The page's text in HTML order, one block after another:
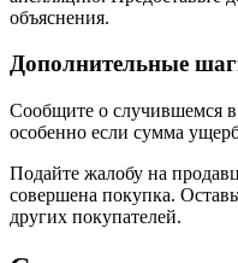
объяснения.
Дополнительные
Сообщите о случившемся
особенно если сумма
Подайте жалобу на
совершена покупка.
других покупателей.